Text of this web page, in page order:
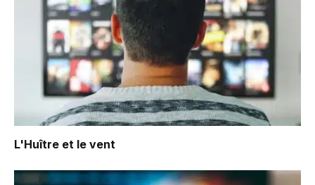
L'Huître et le vent